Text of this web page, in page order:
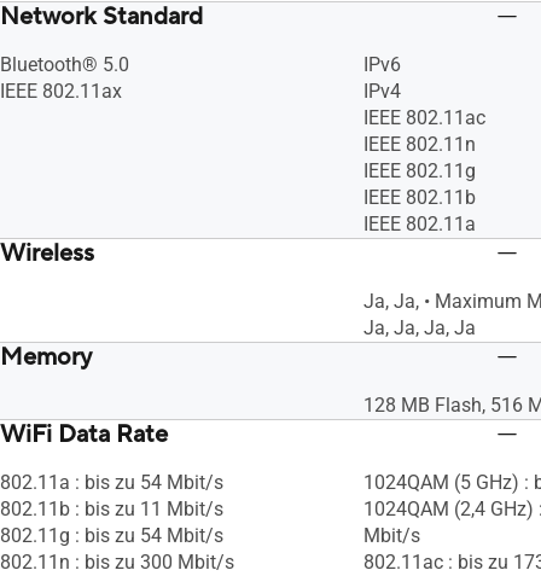
Network Standard
Bluetooth® 5.0
IEEE 802.11ax
IPv6
IPv4
IEEE 802.11ac
IEEE 802.11n
IEEE 802.11g
IEEE 802.11b
IEEE 802.11a
Wireless
Ja, Ja, • Maximum
Ja, Ja, Ja, Ja
Memory
128 MB Flash, 516
WiFi Data Rate
802.11a : bis zu 54 Mbit/s
802.11b : bis zu 11 Mbit/s
802.11g : bis zu 54 Mbit/s
802.11n : bis zu 300 Mbit/s
1024QAM (5 GHz)
1024QAM (2,4
Mbit/s
802.11ac : bis zu